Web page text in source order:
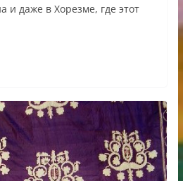
и даже в Хорезме, где этот